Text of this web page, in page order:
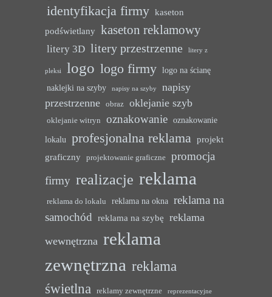
identyfikacja firmy kaseton
podświetlany kaseton reklamowy
litery 3D litery przestrzenne litery z
pleksi logo logo firmy logo na ścianę
naklejki na szyby
napisy na szyby
napisy
przestrzenne
obraz oklejanie szyb
oklejanie witryn oznakowanie oznakowanie
lokalu profesjonalna reklama projekt
graficzny
projektowanie graficzne
promocja
firmy realizacje reklama
reklama do lokalu reklama na okna reklama na
samochód reklama na szybę reklama
wewnętrzna reklama
zewnętrzna reklama
świetlna
reklamy zewnętrzne reprezentacyjne